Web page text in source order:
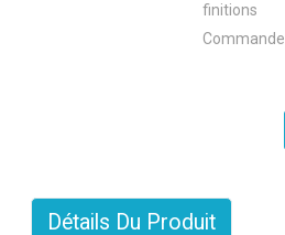
finitions
Commande
Détails Du Produit